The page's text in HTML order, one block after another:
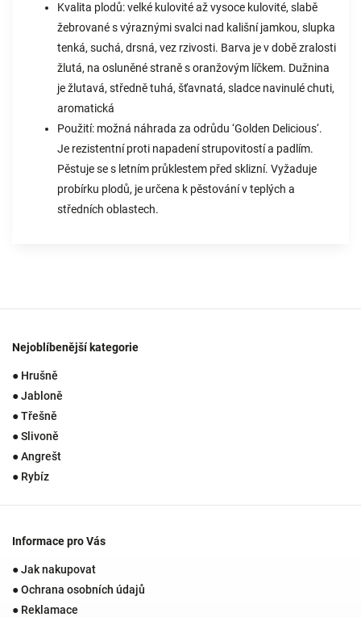
Kvalita plodů: velké kulovité až vysoce kulovité, slabě
žebrované s výraznými svalci nad kališní jamkou, slupka
tenká, suchá, drsná, vez rzivosti. Barva je v době zralosti
žlutá, na osluněné straně s oranžovým líčkem. Dužnina
je žlutavá, středně tuhá, šťavnatá, sladce navinulé chuti,
aromatická
Použití: možná náhrada za odrůdu ‘Golden Delicious‘.
Je rezistentní proti napadení strupovitostí a padlím.
Pěstuje se s letním průklestem před sklizní. Vyžaduje
probírku plodů, je určena k pěstování v teplých a
středních oblastech.
Nejoblíbenější kategorie
● Hrušně
● Jabloně
● Třešně
● Slivoně
● Angrešt
● Rybíz
Informace pro Vás
● Jak nakupovat
● Ochrana osobních údajů
● Reklamace